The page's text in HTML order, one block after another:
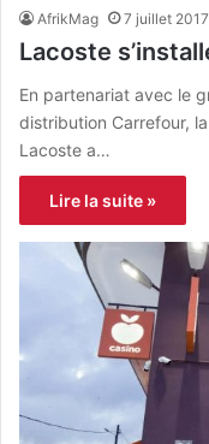
AfrikMag 7 juillet 2017
Lacoste
En partenariat avec le
distribution Carrefour,
Lacoste a…
Lire la suite »